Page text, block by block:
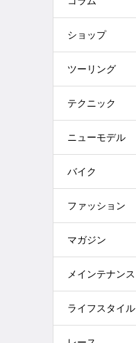
ショップ
ツーリング
テクニック
ニューモデル
バイク
ファッション
マガジン
メインテナンス
ライフスタイル